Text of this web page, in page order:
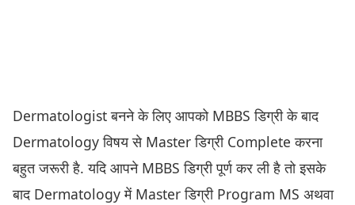
Dermatologist बनने के लिए आपको MBBS डिग्री के बाद
Dermatology विषय से Master डिग्री Complete करना
बहुत जरूरी है. यदि आपने MBBS डिग्री पूर्ण कर ली है तो इसके
बाद Dermatology में Master डिग्री Program MS अथवा